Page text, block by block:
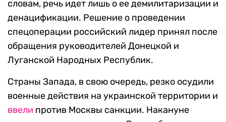
словам, речь идет лишь о ее демилитаризации и
денацификации. Решение о проведении
спецоперации российский лидер принял после
обращения руководителей Донецкой и
Луганской Народных Республик.
Страны Запада, в свою очередь, резко осудили
военные действия на украинской территории и
ввели против Москвы санкции. Накануне